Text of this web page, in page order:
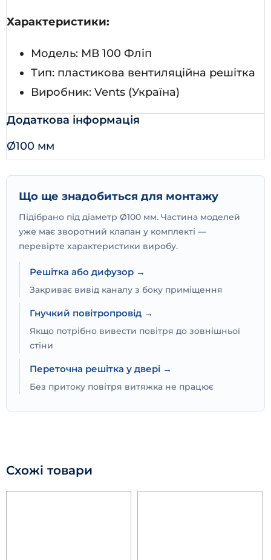
Характеристики:
Модель: МВ 100 Фліп
Тип: пластикова вентиляційна решітка
Виробник: Vents (Україна)
Додаткова інформація
Ø100 мм
Що ще знадобиться для монтажу
Підібрано під діаметр Ø100 мм. Частина моделей
уже має зворотний клапан у комплекті —
перевірте характеристики виробу.
Решітка або дифузор →
Закриває вивід каналу з боку приміщення
Гнучкий повітропровід →
Якщо потрібно вивести повітря до зовнішньої
стіни
Переточна решітка у двері →
Без притоку повітря витяжка не працює
Схожі товари